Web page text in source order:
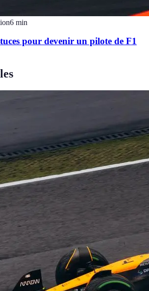
6 min
pour devenir un pilote de F1